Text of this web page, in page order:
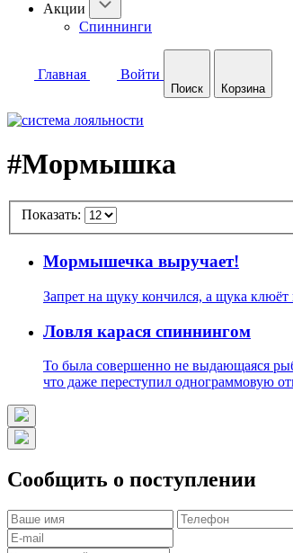
Акции
Спиннинги
Главная Войти
Поиск Корзина
#Мормышка
Показать:
Мормышечка выручает!
Запрет на щуку кончился, а щука клюёт
Ловля карася спиннингом
То была совершенно не выдающаяся
что даже переступил однограммовую
Сообщить о поступлении